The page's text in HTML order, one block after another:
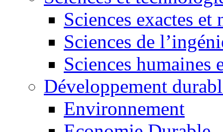
Sciences exactes et
Sciences de
Sciences humaines
Développement
Environnement